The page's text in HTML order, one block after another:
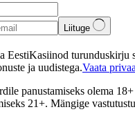
Liituge
EestiKasiinod turunduskirju
ja uudistega.Vaata
panustamiseks olema
21+. Mängige